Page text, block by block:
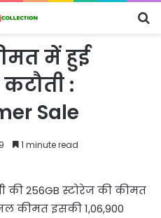
में हुई
:
Sale
1 minute read
की 256GB स्टोरेज की कीमत
कीमत इसकी 1,06,900